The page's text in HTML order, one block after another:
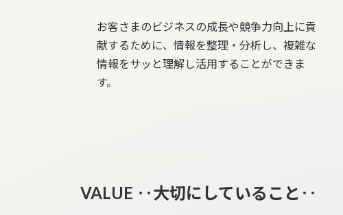
お客さまのビジネスの成長や競争力向上に貢
献するために、情報を整理・分析し、複雑な
情報をサッと理解し活用することができま
す。
VALUE ‥大切にしていること‥